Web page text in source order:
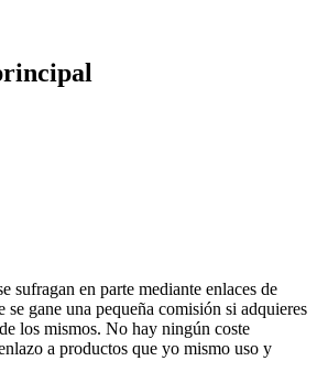
sufragan en parte mediante enlaces de
gane una pequeña comisión si adquieres
los mismos. No hay ningún coste
a productos que yo mismo uso y